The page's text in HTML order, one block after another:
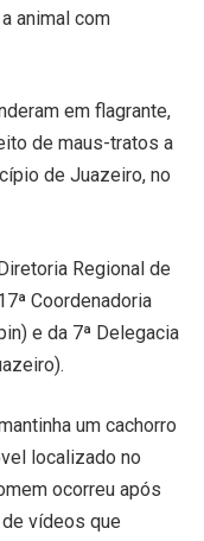
animal com
em flagrante,
de maus-tratos a
de Juazeiro, no
Regional de
Coordenadoria
e da 7ª Delegacia
um cachorro
localizado no
ocorreu após
vídeos que